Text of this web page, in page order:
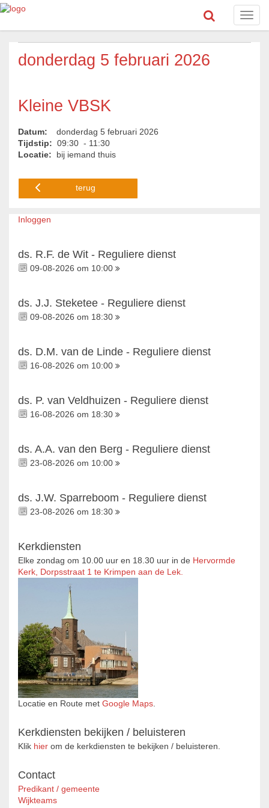
donderdag 5 februari 2026
Kleine VBSK
Datum:
donderdag 5 februari 2026
Tijdstip: 09:30 - 11:30
Locatie:
bij iemand thuis
terug
Inloggen
ds. R.F. de Wit - Reguliere dienst
09-08-2026 om 10:00
ds. J.J. Steketee - Reguliere dienst
09-08-2026 om 18:30
ds. D.M. van de Linde - Reguliere dienst
16-08-2026 om 10:00
ds. P. van Veldhuizen - Reguliere dienst
16-08-2026 om 18:30
ds. A.A. van den Berg - Reguliere dienst
23-08-2026 om 10:00
ds. J.W. Sparreboom - Reguliere dienst
23-08-2026 om 18:30
Kerkdiensten
Elke zondag om 10.00 uur en 18.30 uur in de Hervormde
Kerk, Dorpsstraat 1 te Krimpen aan de Lek.
Locatie en Route met Google Maps.
Kerkdiensten bekijken / beluisteren
Klik hier om de kerkdiensten te bekijken / beluisteren.
Contact
Predikant / gemeente
Wijkteams